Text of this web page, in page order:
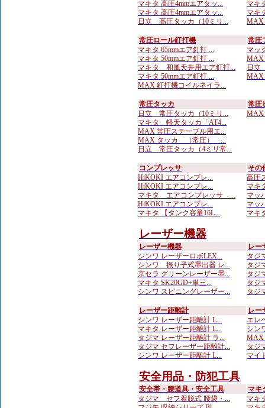
マキタ 高圧4mmエアタッ...
マキタ 高圧4mmエアタッ...
日立 高圧タッカ（10ミリ...
マキ
マキ
MAX
常圧ロール釘打機
マキタ 65mmエア釘打 ...
マキタ 50mmエア釘打 ...
マキタ 和風天井用エア釘打...
マキタ 50mmエア釘打 ...
MAX 釘打機コイルネイラ...
常圧
マッ
MAX
日立
MAX
常圧タッカ
日立 常圧タッカ（10ミリ...
マキタ 軽天タッカ「AT4...
MAX 常圧ステープル用エ...
MAX タッカ （常圧） ...
日立 常圧タッカ（4ミリ常...
常圧
MAX
コンプレッサ
HiKOKI エアコンプレ...
HiKOKI エアコンプレ...
マキタ エアコンプレッサ ...
HiKOKI エアコンプレ...
マキタ 【タンク容量16L...
その
高圧
マキ
マッ
マッ
マキ
レーザー機器
レーザー機器
シンワ レーザーロボLEX...
シンワ 振り子式墨出器 レ...
京セラ グリーンレーザー墨...
マキタ SK20GD+単三...
シンワ スピニングレーザー...
レー
タジ
タジ
タジ
タジ
タジ
レーザー距離計
シンワ レーザー距離計 L...
マキタ レーザー距離計 L...
タジマ レーザー距離計 ラ...
タジマ セフレーザー距離計...
シンワ レーザー距離計 L...
レー
エレ
シン
タジ
マイ
安全用品・防犯工具
安全帯・腰道具・安全工具
タジマ セフ着脱式 腰袋・...
マキ
マキ